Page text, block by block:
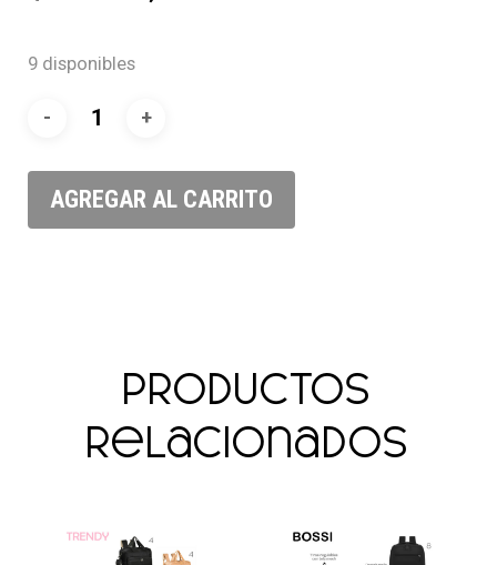
9 disponibles
AGREGAR AL CARRITO
Productos
relacionados